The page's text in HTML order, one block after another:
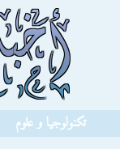
تكنولوجيا و علوم